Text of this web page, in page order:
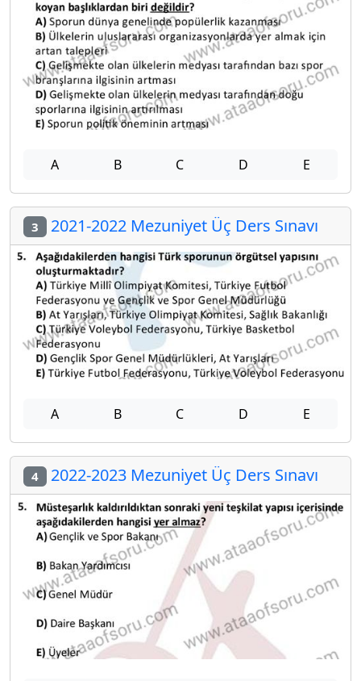
A B C D E
3 2021-2022 Mezuniyet Üç Ders Sınavı
A B C D E
4 2022-2023 Mezuniyet Üç Ders Sınavı